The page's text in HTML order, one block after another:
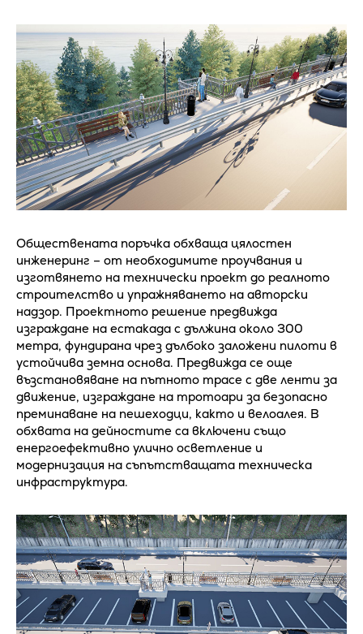
Обществената поръчка обхваща цялостен
инженеринг – от необходимите проучвания и
изготвянето на технически проект до реалното
строителство и упражняването на авторски
надзор. Проектното решение предвижда
изграждане на естакада с дължина около 300
метра, фундирана чрез дълбоко заложени пилоти в
устойчива земна основа. Предвижда се още
възстановяване на пътното трасе с две ленти за
движение, изграждане на тротоари за безопасно
преминаване на пешеходци, както и велоалея. В
обхвата на дейностите са включени също
енергоефективно улично осветление и
модернизация на съпътстващата техническа
инфраструктура.